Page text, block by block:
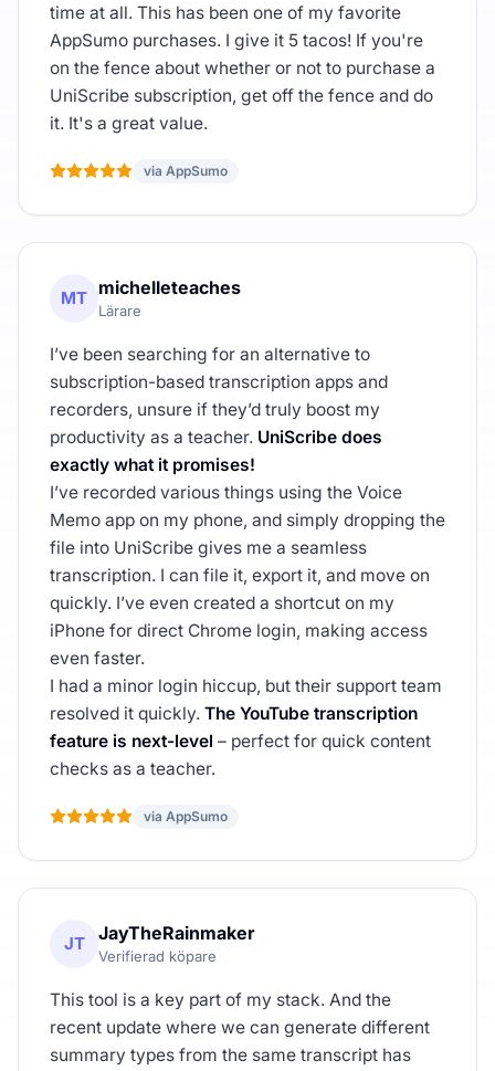
time at all. This has been one of my favorite
AppSumo purchases. I give it 5 tacos! If you're
on the fence about whether or not to purchase a
UniScribe subscription, get off the fence and do
it. It's a great value.
via AppSumo
MT michelleteaches
Lärare
I’ve been searching for an alternative to
subscription-based transcription apps and
recorders, unsure if they’d truly boost my
productivity as a teacher. UniScribe does
exactly what it promises!
I’ve recorded various things using the Voice
Memo app on my phone, and simply dropping the
file into UniScribe gives me a seamless
transcription. I can file it, export it, and move on
quickly. I’ve even created a shortcut on my
iPhone for direct Chrome login, making access
even faster.
I had a minor login hiccup, but their support team
resolved it quickly. The YouTube transcription
feature is next-level – perfect for quick content
checks as a teacher.
via AppSumo
JT JayTheRainmaker
Verifierad köpare
This tool is a key part of my stack. And the
recent update where we can generate different
summary types from the same transcript has